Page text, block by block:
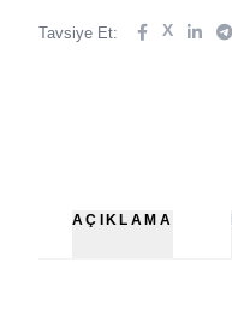
Tavsiye Et: X
AÇIKLAMA